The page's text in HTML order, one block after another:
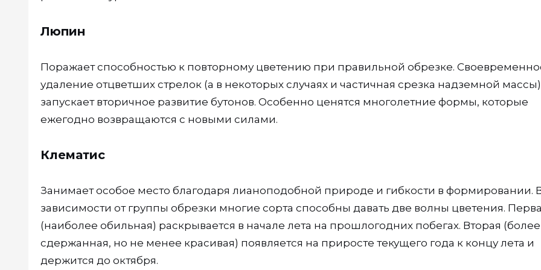
Люпин
Поражает способностью к повторному цветению при правильной обрезке.
удаление отцветших стрелок (а в некоторых случаях и частичная срезка надземной массы)
запускает вторичное развитие бутонов. Особенно ценятся многолетние формы, которые
ежегодно возвращаются с новыми силами.
Клематис
Занимает особое место благодаря лианоподобной природе и гибкости в формировании.
зависимости от группы обрезки многие сорта способны давать две волны цветения.
(наиболее обильная) раскрывается в начале лета на прошлогодних побегах. Вторая (более
сдержанная, но не менее красивая) появляется на приросте текущего года к концу лета и
держится до октября.